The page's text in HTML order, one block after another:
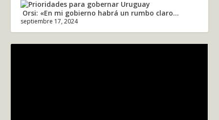
Orsi: «En mi gobierno habrá un rumbo claro...
septiembre 17, 2024